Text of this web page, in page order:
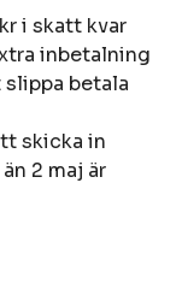
i skatt kvar
inbetalning
betala
skicka in
2 maj är